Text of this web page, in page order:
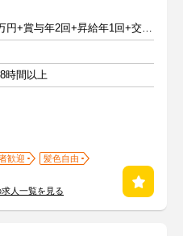
月給30～45.1万円+賞与年2回+昇給年1回+交通費全額
時間以上
歓迎
髪色自由
人一覧を見る